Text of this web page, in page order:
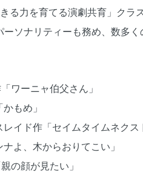
る力を育てる演劇共育」クラ
ソナリティーも務め、数多く
ーニャ伯父さん」
もめ」
イド作「セイムタイムネクス
よ、木からおりてこい」
顔が見たい」